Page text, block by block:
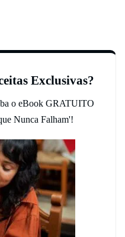
Exclusivas?
o eBook GRATUITO
Nunca Falham'!